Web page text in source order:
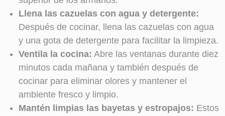
Llena las cazuelas con agua y detergente:
Después de cocinar, llena las cazuelas con agua
y una gota de detergente para facilitar la limpieza.
Ventila la cocina: Abre las ventanas durante diez
minutos cada mañana y también después de
cocinar para eliminar olores y mantener el
ambiente fresco y limpio.
Mantén limpias las bayetas y estropajos: Estos